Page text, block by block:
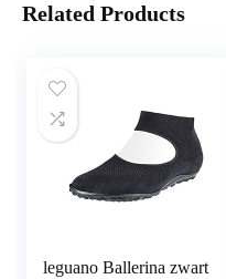
Related Products
leguano Ballerina zwart